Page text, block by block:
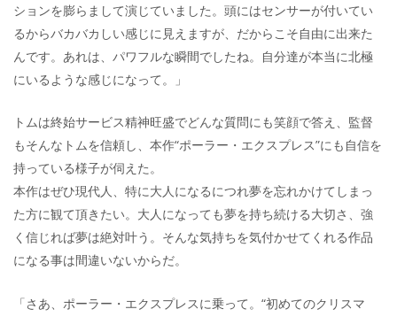
ションを膨らまして演じていました。頭にはセンサーが付いてい
るからバカバカしい感じに見えますが、だからこそ自由に出来た
んです。あれは、パワフルな瞬間でしたね。自分達が本当に北極
にいるような感じになって。」
トムは終始サービス精神旺盛でどんな質問にも笑顔で答え、監督
もそんなトムを信頼し、本作“ポーラー・エクスプレス”にも自信を
持っている様子が伺えた。
本作はぜひ現代人、特に大人になるにつれ夢を忘れかけてしまっ
た方に観て頂きたい。大人になっても夢を持ち続ける大切さ、強
く信じれば夢は絶対叶う。そんな気持ちを気付かせてくれる作品
になる事は間違いないからだ。
「さあ、ポーラー・エクスプレスに乗って。“初めてのクリスマ